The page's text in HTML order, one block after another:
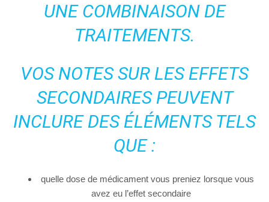
UNE COMBINAISON DE
TRAITEMENTS.
VOS NOTES SUR LES EFFETS
SECONDAIRES PEUVENT
INCLURE DES ÉLÉMENTS TELS
QUE :
quelle dose de médicament vous preniez lorsque vous
avez eu l’effet secondaire